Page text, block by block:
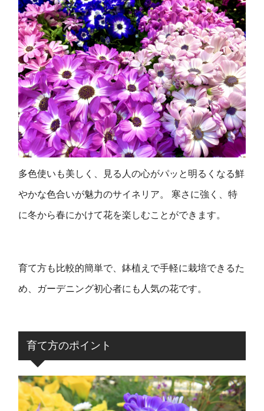
多色使いも美しく、見る人の心がパッと明るくなる鮮
やかな色合いが魅力のサイネリア。 寒さに強く、特
に冬から春にかけて花を楽しむことができます。
育て方も比較的簡単で、鉢植えで手軽に栽培できるた
め、ガーデニング初心者にも人気の花です。
育て方のポイント